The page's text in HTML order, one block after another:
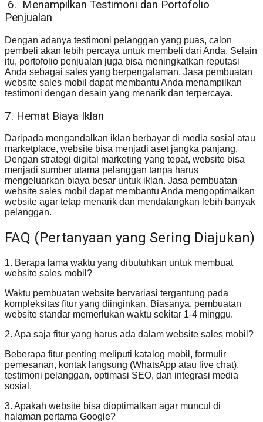
6. Menampilkan Testimoni dan Portofolio
Penjualan
Dengan adanya testimoni pelanggan yang puas, calon
pembeli akan lebih percaya untuk membeli dari Anda. Selain
itu, portofolio penjualan juga bisa meningkatkan reputasi
Anda sebagai sales yang berpengalaman. Jasa pembuatan
website sales mobil dapat membantu Anda menampilkan
testimoni dengan desain yang menarik dan terpercaya.
7. Hemat Biaya Iklan
Daripada mengandalkan iklan berbayar di media sosial atau
marketplace, website bisa menjadi aset jangka panjang.
Dengan strategi digital marketing yang tepat, website bisa
menjadi sumber utama pelanggan tanpa harus
mengeluarkan biaya besar untuk iklan. Jasa pembuatan
website sales mobil dapat membantu Anda mengoptimalkan
website agar tetap menarik dan mendatangkan lebih banyak
pelanggan.
FAQ (Pertanyaan yang Sering Diajukan)
1. Berapa lama waktu yang dibutuhkan untuk membuat
website sales mobil?
Waktu pembuatan website bervariasi tergantung pada
kompleksitas fitur yang diinginkan. Biasanya, pembuatan
website standar memerlukan waktu sekitar 1-4 minggu.
2. Apa saja fitur yang harus ada dalam website sales mobil?
Beberapa fitur penting meliputi katalog mobil, formulir
pemesanan, kontak langsung (WhatsApp atau live chat),
testimoni pelanggan, optimasi SEO, dan integrasi media
sosial.
3. Apakah website bisa dioptimalkan agar muncul di
halaman pertama Google?